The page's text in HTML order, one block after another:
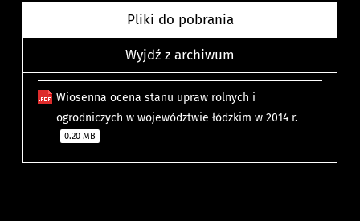
Pliki do pobrania
Wyjdź z archiwum
Wiosenna ocena stanu upraw rolnych i
ogrodniczych w województwie łódzkim w 2014 r.
0.20 MB